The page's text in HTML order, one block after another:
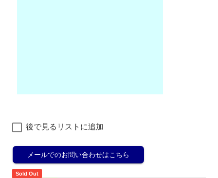
後で見るリストに追加
メールでのお問い合わせはこちら
Sold Out